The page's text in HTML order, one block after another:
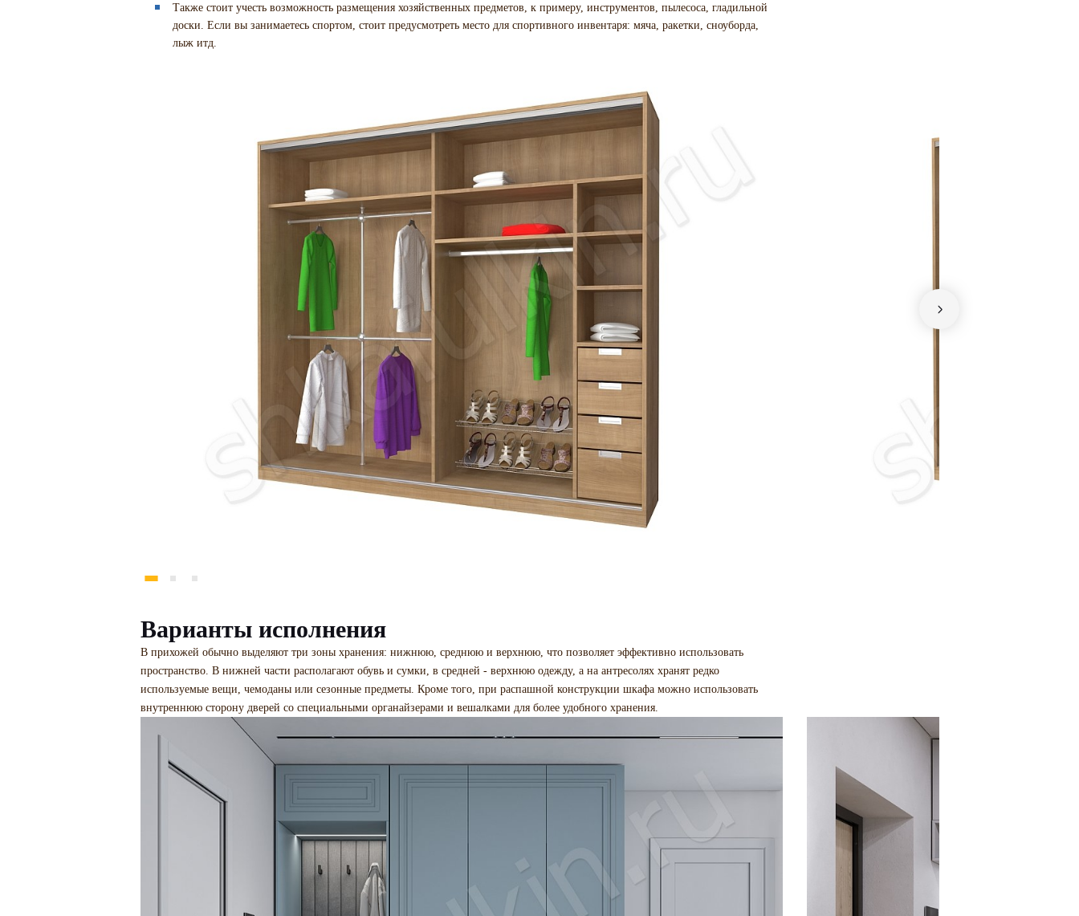
Также стоит учесть возможность размещения хозяйственных предметов, к примеру, инструментов, пылесоса, гладильной
доски. Если вы занимаетесь спортом, стоит предусмотреть место для спортивного инвентаря: мяча, ракетки, сноуборда,
лыж итд.
Варианты исполнения
В прихожей обычно выделяют три зоны хранения: нижнюю, среднюю и верхнюю, что позволяет эффективно использовать
пространство. В нижней части располагают обувь и сумки, в средней - верхнюю одежду, а на антресолях хранят редко
используемые вещи, чемоданы или сезонные предметы. Кроме того, при распашной конструкции шкафа можно использовать
внутреннюю сторону дверей со специальными органайзерами и вешалками для более удобного хранения.